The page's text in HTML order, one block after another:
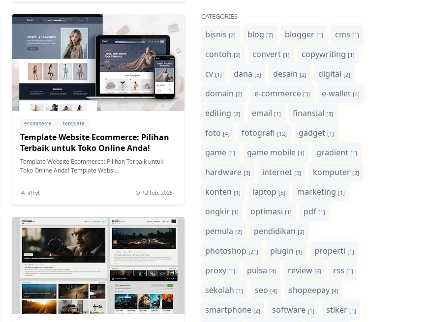
ecommerce template
Template Website Ecommerce: Pilihan
Terbaik untuk Toko Online Anda!
Template Website Ecommerce: Pilihan Terbaik untuk
Toko Online Anda! Template Websi...
iRhyt 12 Feb, 2025
CATEGORIES
bisnis [2] blog [7] blogger [1] cms [1]
contoh [2] convert [1] copywriting [1]
cv [1] dana [5] desain [2] digital [2]
domain [2] e-commerce [3] e-wallet [4]
editing [2] email [1] finansial [3]
foto [4] fotografi [12] gadget [1]
game [1] game mobile [1] gradient [1]
hardware [3] internet [5] komputer [2]
konten [1] laptop [5] marketing [1]
ongkir [1] optimasi [1] pdf [1]
pemula [2] pendidikan [2]
photoshop [21] plugin [1] properti [1]
proxy [1] pulsa [4] review [6] rss [1]
sekolah [1] seo [4] shopeepay [4]
smartphone [2] software [1] stiker [1]